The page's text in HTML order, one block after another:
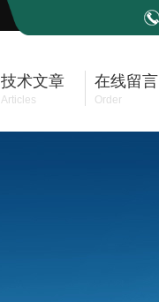
技术文章
Articles
在线留言
Order